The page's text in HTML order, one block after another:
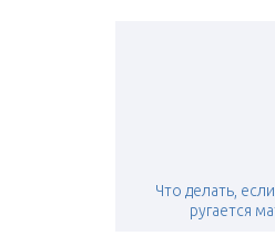
Что делать,
ругается